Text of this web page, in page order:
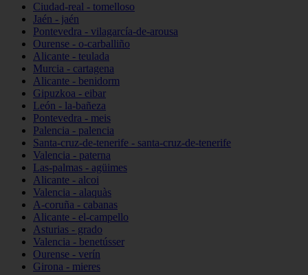
Ciudad-real - tomelloso
Jaén - jaén
Pontevedra - vilagarcía-de-arousa
Ourense - o-carballiño
Alicante - teulada
Murcia - cartagena
Alicante - benidorm
Gipuzkoa - eibar
León - la-bañeza
Pontevedra - meis
Palencia - palencia
Santa-cruz-de-tenerife - santa-cruz-de-tenerife
Valencia - paterna
Las-palmas - agüimes
Alicante - alcoi
Valencia - alaquàs
A-coruña - cabanas
Alicante - el-campello
Asturias - grado
Valencia - benetússer
Ourense - verín
Girona - mieres